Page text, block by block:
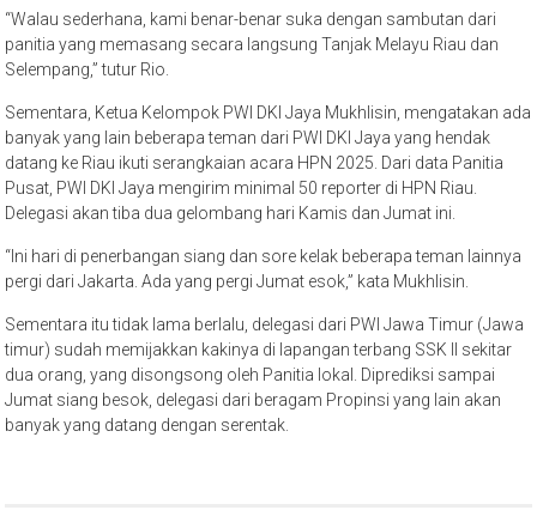
“Walau sederhana, kami benar-benar suka dengan sambutan dari
panitia yang memasang secara langsung Tanjak Melayu Riau dan
Selempang,” tutur Rio.
Sementara, Ketua Kelompok PWI DKI Jaya Mukhlisin, mengatakan ada
banyak yang lain beberapa teman dari PWI DKI Jaya yang hendak
datang ke Riau ikuti serangkaian acara HPN 2025. Dari data Panitia
Pusat, PWI DKI Jaya mengirim minimal 50 reporter di HPN Riau.
Delegasi akan tiba dua gelombang hari Kamis dan Jumat ini.
“Ini hari di penerbangan siang dan sore kelak beberapa teman lainnya
pergi dari Jakarta. Ada yang pergi Jumat esok,” kata Mukhlisin.
Sementara itu tidak lama berlalu, delegasi dari PWI Jawa Timur (Jawa
timur) sudah memijakkan kakinya di lapangan terbang SSK II sekitar
dua orang, yang disongsong oleh Panitia lokal. Diprediksi sampai
Jumat siang besok, delegasi dari beragam Propinsi yang lain akan
banyak yang datang dengan serentak.